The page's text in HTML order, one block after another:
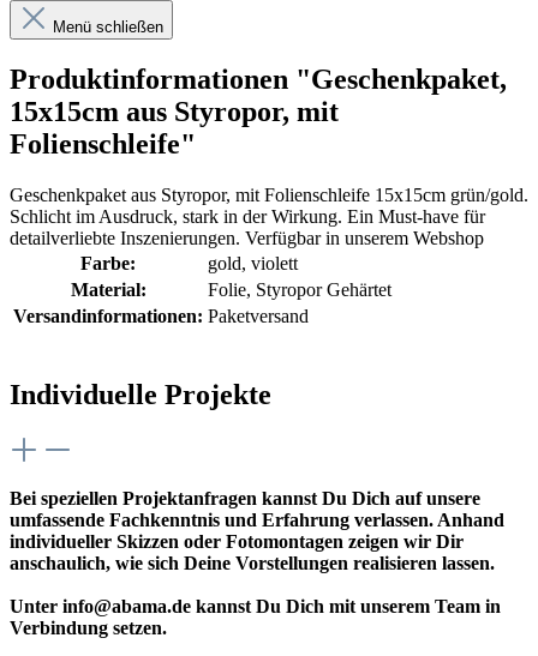
Menü schließen
Produktinformationen "Geschenkpaket,
15x15cm aus Styropor, mit
Folienschleife"
Geschenkpaket aus Styropor, mit Folienschleife 15x15cm grün/gold.
Schlicht im Ausdruck, stark in der Wirkung. Ein Must-have für
detailverliebte Inszenierungen. Verfügbar in unserem Webshop
Farbe:
gold, violett
Material:
Folie, Styropor Gehärtet
Versandinformationen: Paketversand
Individuelle Projekte
Bei speziellen Projektanfragen kannst Du Dich auf unsere
umfassende Fachkenntnis und Erfahrung verlassen. Anhand
individueller Skizzen oder Fotomontagen zeigen wir Dir
anschaulich, wie sich Deine Vorstellungen realisieren lassen.
Unter info@abama.de kannst Du Dich mit unserem Team in
Verbindung setzen.